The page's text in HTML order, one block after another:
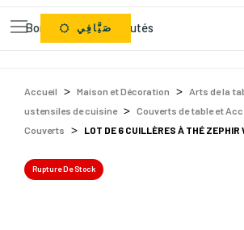
Bons Plans Nouveautés
صَيَّافِي
Accueil Maison et Décoration
Arts de la
ustensiles de cuisine
Couverts de table et
Couverts
LOT DE 6 CUILLÈRES À THÉ ZEPHIR
Rupture De Stock